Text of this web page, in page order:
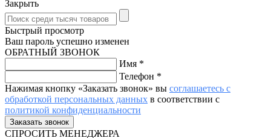
Закрыть
Быстрый просмотр
Ваш пароль успешно изменен
ОБРАТНЫЙ ЗВОНОК
Имя *
Телефон *
Нажимая кнопку «Заказать звонок» вы соглашаетесь с
обработкой персональных данных в соответствии с
политикой конфиденциальности
СПРОСИТЬ МЕНЕДЖЕРА